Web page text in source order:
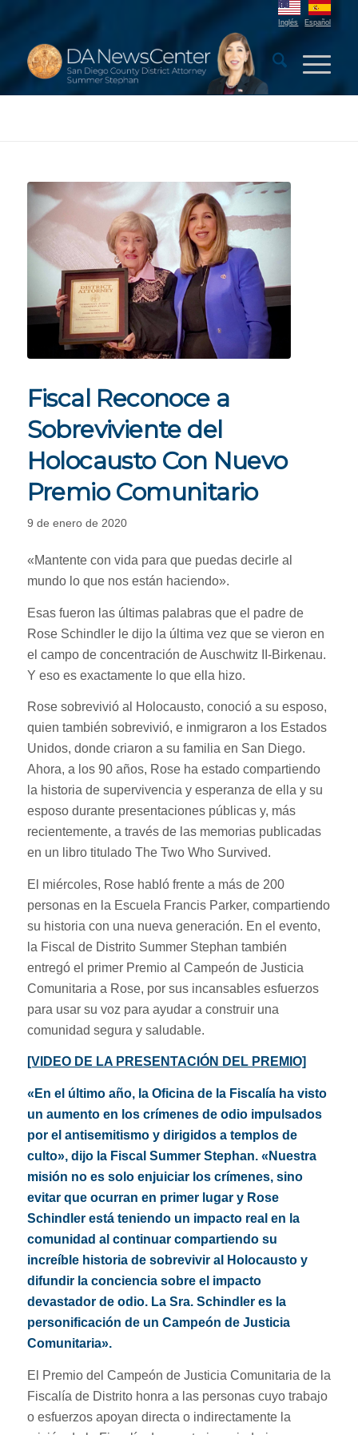
Inglés Español
Fiscal Reconoce a
Sobreviviente del
Holocausto Con Nuevo
Premio Comunitario
9 de enero de 2020
«Mantente con vida para que puedas decirle al
mundo lo que nos están haciendo».
Esas fueron las últimas palabras que el padre de
Rose Schindler le dijo la última vez que se vieron en
el campo de concentración de Auschwitz II-Birkenau.
Y eso es exactamente lo que ella hizo.
Rose sobrevivió al Holocausto, conoció a su esposo,
quien también sobrevivió, e inmigraron a los Estados
Unidos, donde criaron a su familia en San Diego.
Ahora, a los 90 años, Rose ha estado compartiendo
la historia de supervivencia y esperanza de ella y su
esposo durante presentaciones públicas y, más
recientemente, a través de las memorias publicadas
en un libro titulado The Two Who Survived.
El miércoles, Rose habló frente a más de 200
personas en la Escuela Francis Parker, compartiendo
su historia con una nueva generación. En el evento,
la Fiscal de Distrito Summer Stephan también
entregó el primer Premio al Campeón de Justicia
Comunitaria a Rose, por sus incansables esfuerzos
para usar su voz para ayudar a construir una
comunidad segura y saludable.
[VIDEO DE LA PRESENTACIÓN DEL PREMIO]
«En el último año, la Oficina de la Fiscalía ha visto
un aumento en los crímenes de odio impulsados
por el antisemitismo y dirigidos a templos de
culto», dijo la Fiscal Summer Stephan. «Nuestra
misión no es solo enjuiciar los crímenes, sino
evitar que ocurran en primer lugar y Rose
Schindler está teniendo un impacto real en la
comunidad al continuar compartiendo su
increíble historia de sobrevivir al Holocausto y
difundir la conciencia sobre el impacto
devastador de odio. La Sra. Schindler es la
personificación de un Campeón de Justicia
Comunitaria».
El Premio del Campeón de Justicia Comunitaria de la
Fiscalía de Distrito honra a las personas cuyo trabajo
o esfuerzos apoyan directa o indirectamente la